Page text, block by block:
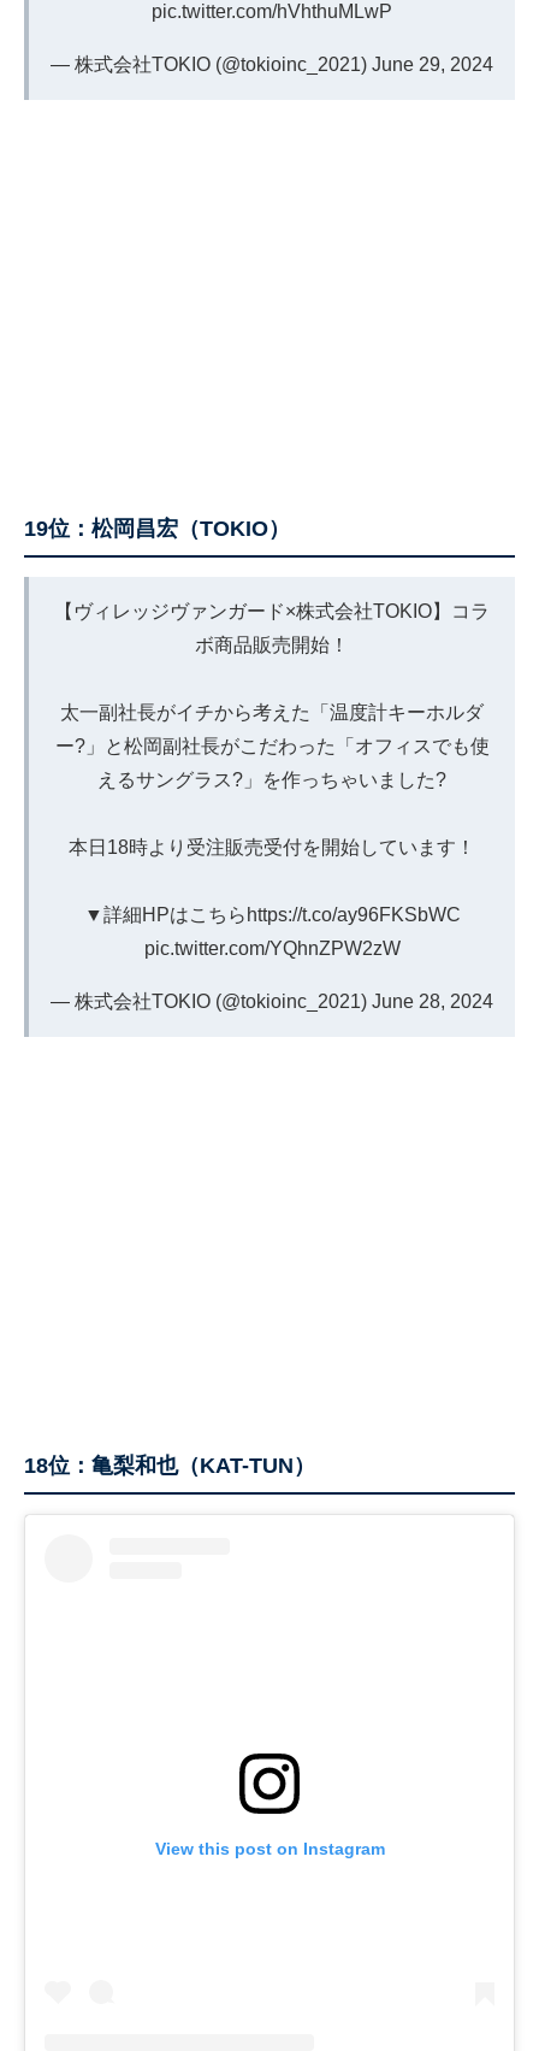
pic.twitter.com/hVhthuMLwP
— 株式会社TOKIO (@tokioinc_2021) June 29, 2024
19位：松岡昌宏（TOKIO）
【ヴィレッジヴァンガード×株式会社TOKIO】コラ
ボ商品販売開始！
太一副社長がイチから考えた「温度計キーホルダ
ー?️」と松岡副社長がこだわった「オフィスでも使
えるサングラス?️」を作っちゃいました?
本日18時より受注販売受付を開始しています！
▼詳細HPはこちら https://t.co/ay96FKSbWC
pic.twitter.com/YQhnZPW2zW
— 株式会社TOKIO (@tokioinc_2021) June 28, 2024
18位：亀梨和也（KAT-TUN）
View this post on Instagram